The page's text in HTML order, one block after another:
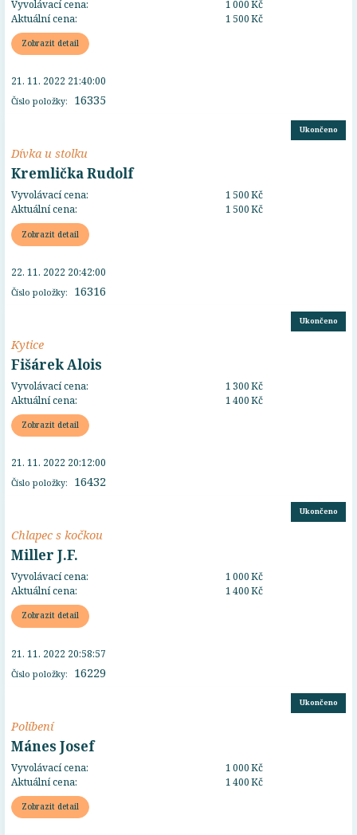
Vyvolávací cena:
1 000 Kč
Aktuální cena:
1 500 Kč
Zobrazit detail
Číslo položky: 16335
21. 11. 2022 21:40:00
Ukončeno
Dívka u stolku
Kremlička Rudolf
Vyvolávací cena:
1 500 Kč
Aktuální cena:
1 500 Kč
Zobrazit detail
Číslo položky: 16316
22. 11. 2022 20:42:00
Ukončeno
Kytice
Fišárek Alois
Vyvolávací cena:
1 300 Kč
Aktuální cena:
1 400 Kč
Zobrazit detail
Číslo položky: 16432
21. 11. 2022 20:12:00
Ukončeno
Chlapec s kočkou
Miller J.F.
Vyvolávací cena:
1 000 Kč
Aktuální cena:
1 400 Kč
Zobrazit detail
Číslo položky: 16229
21. 11. 2022 20:58:57
Ukončeno
Políbení
Mánes Josef
Vyvolávací cena:
1 000 Kč
Aktuální cena:
1 400 Kč
Zobrazit detail